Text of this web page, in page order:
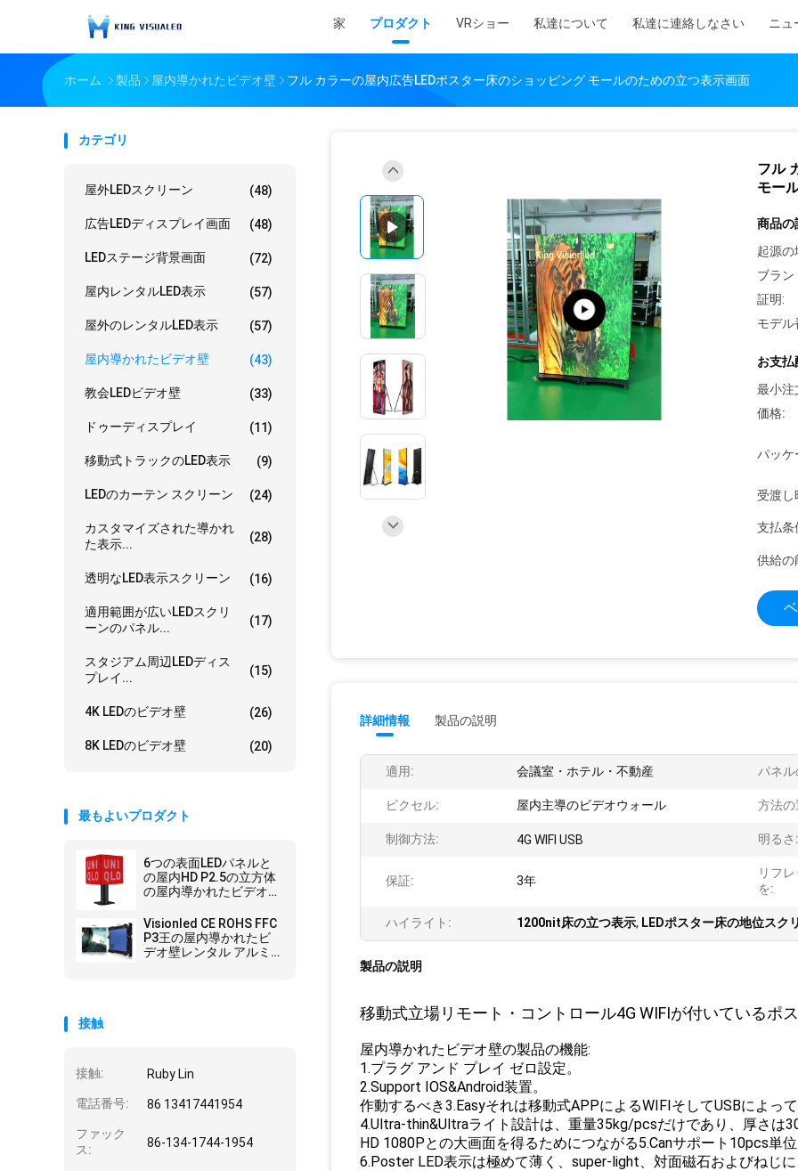
家 プロダクト VRショー 私達について 私達に連絡しなさい ニュ
ホーム 製品 屋内導かれたビデオ壁 フル カラーの屋内広告LEDポスター床のショッピング モールのための立つ表示画面
カテゴリ
屋外LEDスクリーン (48)
広告LEDディスプレイ画面 (48)
LEDステージ背景画面 (72)
屋内レンタルLED表示 (57)
屋外のレンタルLED表示 (57)
屋内導かれたビデオ壁 (43)
教会LEDビデオ壁 (33)
ドゥーディスプレイ (11)
移動式トラックのLED表示 (9)
LEDのカーテン スクリーン (24)
カスタマイズされた導かれ
た表示...
(28)
透明なLED表示スクリーン (16)
適用範囲が広いLEDスクリ
ーンのパネル...
(17)
スタジアム周辺LEDディス
プレイ...
(15)
4K LEDのビデオ壁 (26)
8K LEDのビデオ壁 (20)
最もよいプロダクト
6つの表面LEDパネルと
の屋内HD P2.5の立方体
の屋内導かれたビデオ壁
Visionled CE ROHS FFC
P3王の屋内導かれたビ
デオ壁レンタル アルミ
接触
接触: Ruby Lin
電話番号: 86 13417441954
ファック
ス:
86-134-1744-1954
フル
モー
商品の
起源の
ブラン
証明:
モデル
お支払
最小注
価格:
パッケ
受渡し
支払条
供給の
詳細情報 製品の説明
適用: 会議室・ホテル・不動産 パネ
ピクセル: 屋内主導のビデオウォール 方法
制御方法: 4G WIFI USB 明るさ:
保証: 3年
リフ
を:
ハイライト: 1200nit床の立つ表示, LEDポスター床の地位スク
製品の説明
移動式立場リモート・コントロール4G WIFIが付いているポ
屋内導かれたビデオ壁の製品の機能:
1.プラグ アンド プレイ ゼロ設定。
2.Support IOS&Android装置。
作動するべき3.Easyそれは移動式APPによるWIFIそしてUSBによっ
4.Ultra-thin&Ultraライト設計は、重量35kg/pcsだけであり、厚さは
HD 1080Pとの大画面を得るためにつながる5.Canサポート10pcs単
6.Poster LED表示は極めて薄く、super-light、対面磁石およびねじ